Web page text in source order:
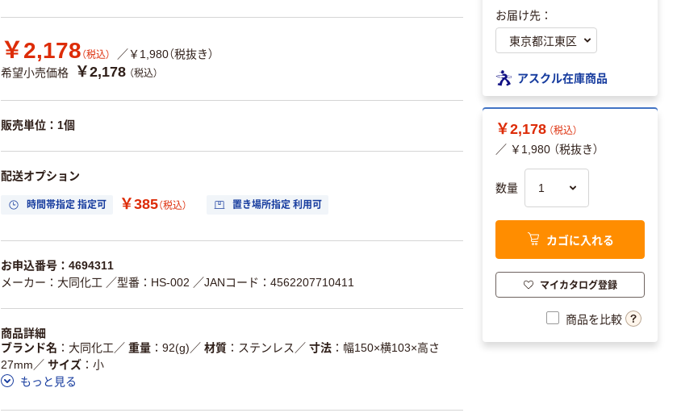
￥2,178 （税込）
／￥1,980（税抜き）
希望小売価格
￥2,178 （税込）
販売単位：1個
配送オプション
時間帯指定 指定可 ￥385（税込） 置き場所指定 利用可
お申込番号：4694311
メーカー：大同化工 ／型番：HS-002 ／JANコード：4562207710411
商品詳細
ブランド名
大同化工 ／ 重量 92(g) ／ 材質 ステンレス ／ 寸法
幅150×横103×高さ
27mm ／ サイズ
小
もっと見る
お届け先：
アスクル在庫商品
￥2,178 （税込）
／ ￥1,980 （税抜き）
数量
カゴに入れる
マイカタログ登録
商品を比較